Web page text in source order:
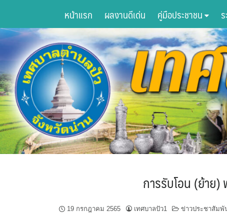
content
หน้าแรก ผลงานดีเด่น คู่มือประชาชน
การรับโอน (ย้าย
19 กรกฎาคม 2565 เทศบาลปัว1 ข่าวประชาสัมพั